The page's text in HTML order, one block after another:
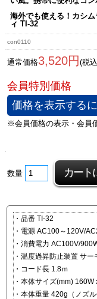
海外でも使える！カシ
ィ TI-32
con0110
通常価格3,520円 (税
価格を表示する
数量
・品番 TI-32
・電源 AC100～120V/
・消費電力 AC100V/
・温度過昇防止装置 サ
・コード長 1.8ｍ
・本体サイズ(mm)
・本体重量 420g（ノズ